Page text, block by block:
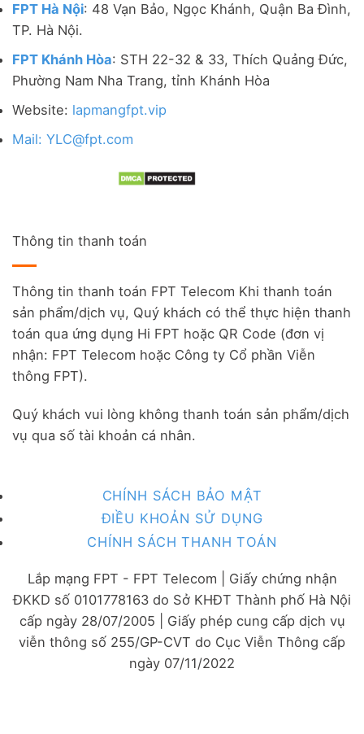
FPT Hà Nội: 48 Vạn Bảo, Ngọc Khánh, Quận Ba Đình,
TP. Hà Nội.
FPT Khánh Hòa: STH 22-32 & 33, Thích Quảng Đức,
Phường Nam Nha Trang, tỉnh Khánh Hòa
Website: lapmangfpt.vip
Mail: YLC@fpt.com
Thông tin thanh toán
Thông tin thanh toán FPT Telecom Khi thanh toán
sản phẩm/dịch vụ, Quý khách có thể thực hiện thanh
toán qua ứng dụng Hi FPT hoặc QR Code (đơn vị
nhận: FPT Telecom hoặc Công ty Cổ phần Viễn
thông FPT).
Quý khách vui lòng không thanh toán sản phẩm/dịch
vụ qua số tài khoản cá nhân.
CHÍNH SÁCH BẢO MẬT
ĐIỀU KHOẢN SỬ DỤNG
CHÍNH SÁCH THANH TOÁN
Lắp mạng FPT - FPT Telecom | Giấy chứng nhận
ĐKKD số 0101778163 do Sở KHĐT Thành phố Hà Nội
cấp ngày 28/07/2005 | Giấy phép cung cấp dịch vụ
viễn thông số 255/GP-CVT do Cục Viễn Thông cấp
ngày 07/11/2022